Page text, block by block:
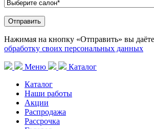
Нажимая на кнопку «Отправить» вы даёте
обработку своих персональных данных
Меню
Каталог
Каталог
Наши работы
Акции
Распродажа
Рассрочка